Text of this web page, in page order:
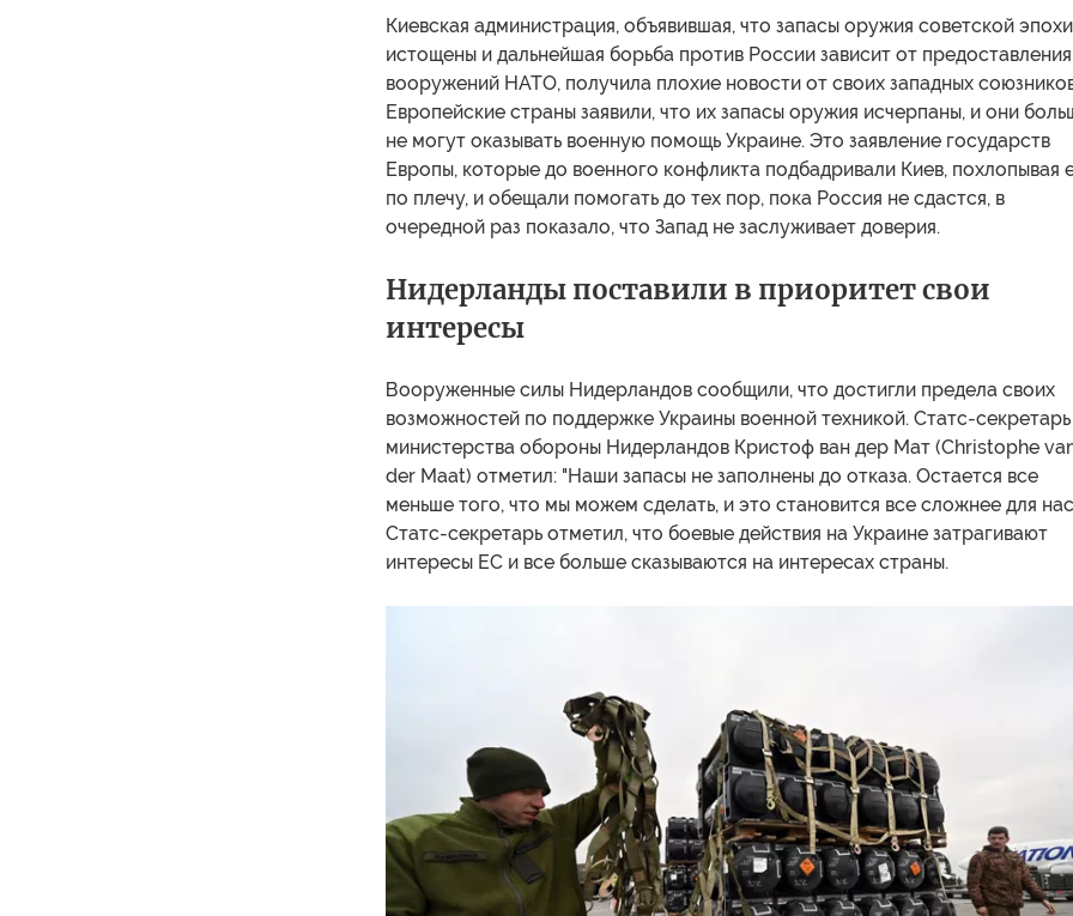
Киевская администрация, объявившая, что запасы оружия советской эпохи
истощены и дальнейшая борьба против России зависит от предоставления
вооружений НАТО, получила плохие новости от своих западных
Европейские страны заявили, что их запасы оружия исчерпаны, и они
не могут оказывать военную помощь Украине. Это заявление государств
Европы, которые до военного конфликта подбадривали Киев, похлопывая
по плечу, и обещали помогать до тех пор, пока Россия не сдастся, в
очередной раз показало, что Запад не заслуживает доверия.
Нидерланды поставили в приоритет свои
интересы
Вооруженные силы Нидерландов сообщили, что достигли предела своих
возможностей по поддержке Украины военной техникой. Статс-секретарь
министерства обороны Нидерландов Кристоф ван дер Мат (Christophe
der Maat) отметил: "Наши запасы не заполнены до отказа. Остается все
меньше того, что мы можем сделать, и это становится все сложнее для
Статс-секретарь отметил, что боевые действия на Украине затрагивают
интересы ЕС и все больше сказываются на интересах страны.